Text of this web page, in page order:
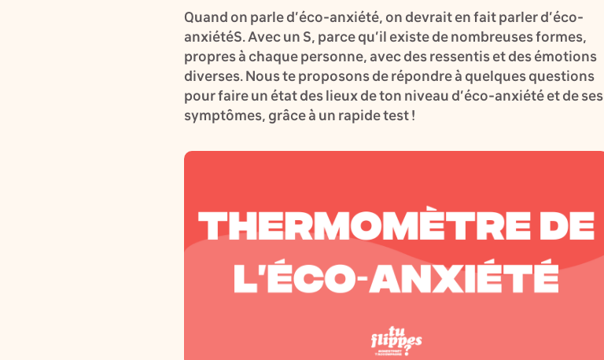
Quand on parle d’éco-anxiété, on devrait en fait parler d’éco-
anxiétéS. Avec un S, parce qu’il existe de nombreuses formes,
propres à chaque personne, avec des ressentis et des émotions
diverses. Nous te proposons de répondre à quelques questions
pour faire un état des lieux de ton niveau d’éco-anxiété et de ses
symptômes, grâce à un rapide test !